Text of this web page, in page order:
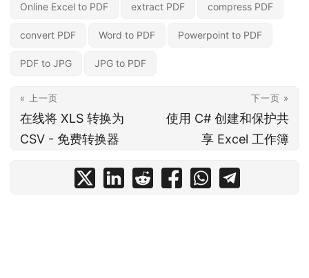
Online Excel to PDF extract PDF compress PDF
convert PDF Word to PDF Powerpoint to PDF
PDF to JPG JPG to PDF
« 上一页
在线将 XLS 转换为
CSV - 免费转换器
下一页 »
使用 C# 创建和保护共
享 Excel 工作簿